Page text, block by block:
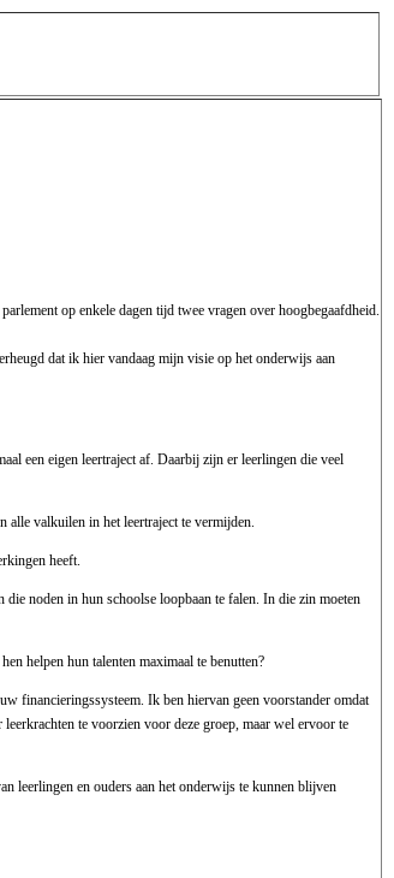
op enkele dagen tijd twee vragen over hoogbegaafdheid.
dat ik hier vandaag mijn visie op het onderwijs aan
een eigen leertraject af. Daarbij zijn er leerlingen die veel
alle valkuilen in het leertraject te vermijden.
heeft.
noden in hun schoolse loopbaan te falen. In die zin moeten
helpen hun talenten maximaal te benutten?
financieringssysteem. Ik ben hiervan geen voorstander omdat
te voorzien voor deze groep, maar wel ervoor te
leerlingen en ouders aan het onderwijs te kunnen blijven